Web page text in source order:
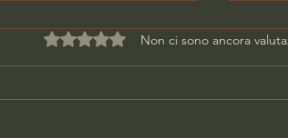
Valutazione 0 stelle su 5.
Non ci sono ancora